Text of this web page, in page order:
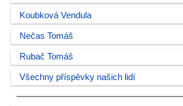
Koubková Vendula
Nečas Tomáš
Rubač Tomáš
Všechny příspěvky našich lidí